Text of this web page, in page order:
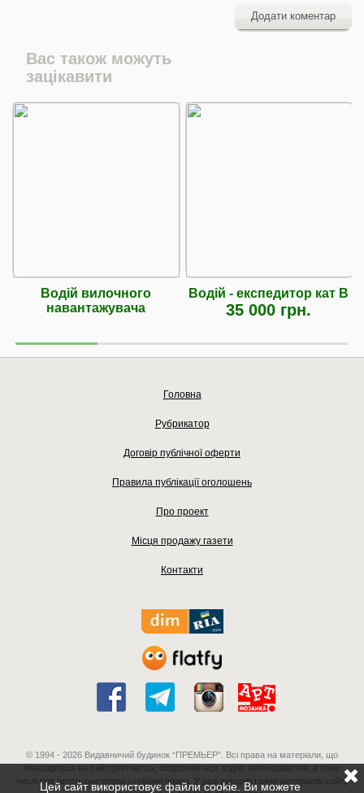
Додати коментар
Вас також можуть
зацікавити
Водій вилочного
навантажувача
Водій - експедитор кат В
35 000 грн.
Головна
Рубрикатор
Договір публічної оферти
Правила публікації оголошень
Про проект
Місця продажу газети
Контакти
© 1994 - 2026 Видавничий будинок “ПРЕМЬЕР”. Всі права на матеріали, що
знаходяться на сайті premier.ua, охороняються згідно законодавства, в тому
числі про авторське право і суміжні права. У разі використання матеріалів сайту
Цей сайт використовує файли cookie. Ви можете